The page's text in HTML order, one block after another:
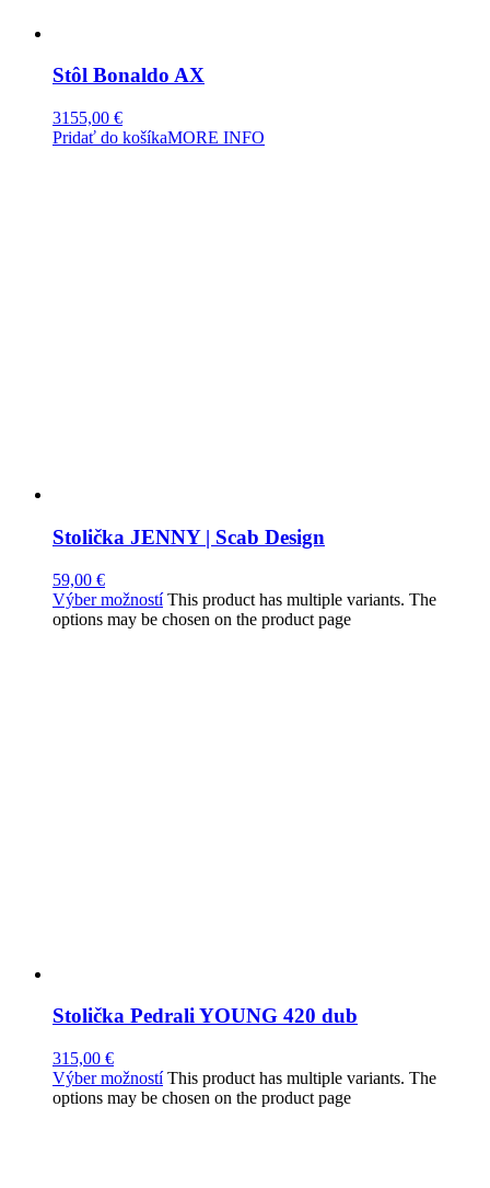
Stôl Bonaldo AX
3155,00 €
Pridať do košíkaMORE INFO
Stolička JENNY | Scab Design
59,00 €
Výber možností This product has multiple variants. The
options may be chosen on the product page
Stolička Pedrali YOUNG 420 dub
315,00 €
Výber možností This product has multiple variants. The
options may be chosen on the product page